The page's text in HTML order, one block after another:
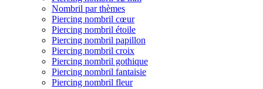
Nombril par thèmes
Piercing nombril cœur
Piercing nombril étoile
Piercing nombril papillon
Piercing nombril croix
Piercing nombril gothique
Piercing nombril fantaisie
Piercing nombril fleur